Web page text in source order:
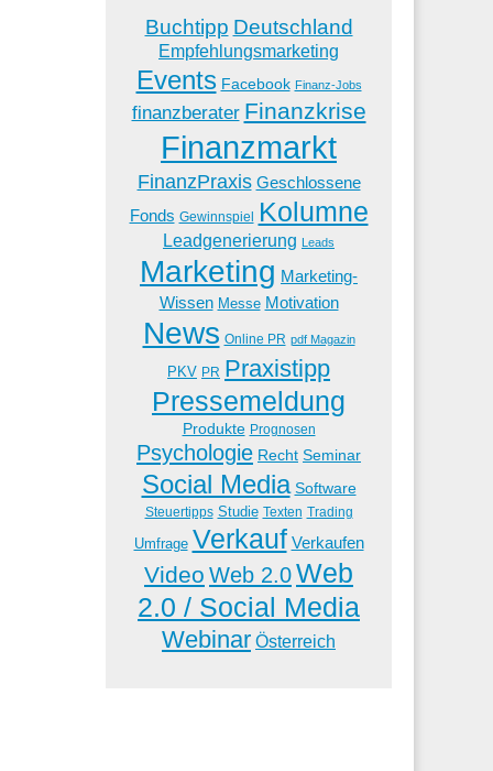
Buchtipp Deutschland
Empfehlungsmarketing
Events Facebook Finanz-Jobs
finanzberater Finanzkrise
Finanzmarkt
FinanzPraxis Geschlossene
Fonds Gewinnspiel Kolumne
Leadgenerierung Leads
Marketing Marketing-
Wissen Messe Motivation
News Online PR pdf Magazin
PKV PR Praxistipp
Pressemeldung
Produkte Prognosen
Psychologie Recht Seminar
Social Media Software
Steuertipps Studie Texten Trading
Umfrage Verkauf Verkaufen
Video Web 2.0Web
2.0 / Social Media
Webinar Österreich